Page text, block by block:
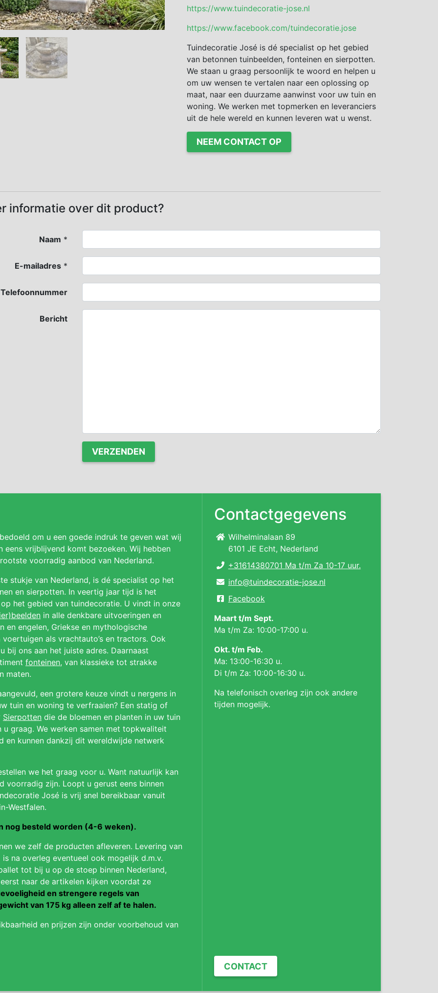
https://www.tuindecoratie-jose.nl
https://www.facebook.com/tuindecoratie.jose
Tuindecoratie José is dé specialist op het gebied
van betonnen tuinbeelden, fonteinen en sierpotten.
We staan u graag persoonlijk te woord en helpen u
om uw wensen te vertalen naar een oplossing op
maat, naar een duurzame aanwinst voor uw tuin en
woning. We werken met topmerken en leveranciers
uit de hele wereld en kunnen leveren wat u wenst.
NEEM CONTACT OP
informatie over dit product?
Naam *
E-mailadres*
Telefoonnummer
Bericht
om u een goede indruk te geven wat wij
eens vrijblijvend komt bezoeken. Wij hebben
voorradig aanbod van Nederland.
stukje van Nederland, is dé specialist op het
en sierpotten. In veertig jaar tijd is het
het gebied van tuindecoratie. U vindt in onze
in alle denkbare uitvoeringen en
en engelen, Griekse en mythologische
als vrachtauto’s en tractors. Ook
bij ons aan het juiste adres. Daarnaast
fonteinen, van klassieke tot strakke
maten.
een grotere keuze vindt u nergens in
tuin en woning te verfraaien? Een statig of
Sierpotten die de bloemen en planten in uw tuin
graag. We werken samen met topkwaliteit
en kunnen dankzij dit wereldwijde netwerk
we het graag voor u. Want natuurlijk kan
voorradig zijn. Loopt u gerust eens binnen
José is vrij snel bereikbaar vanuit
Westfalen.
nog besteld worden (4-6 weken).
we zelf de producten afleveren. Levering van
na overleg eventueel ook mogelijk d.m.v.
tot bij u op de stoep binnen Nederland,
naar de artikelen kijken voordat ze
en strengere regels van
van 175 kg alleen zelf af te halen.
en prijzen zijn onder voorbehoud van
Contactgegevens
Wilhelminalaan 89
6101 JE Echt, Nederland
+31614380701 Ma t/m Za 10-17 uur.
info@tuindecoratie-jose.nl
Facebook
Maart t/m Sept.
Ma t/m Za: 10:00-17:00 u.
Okt. t/m Feb.
Ma: 13:00-16:30 u.
Di t/m Za: 10:00-16:30 u.
Na telefonisch overleg zijn ook andere
tijden mogelijk.
CONTACT